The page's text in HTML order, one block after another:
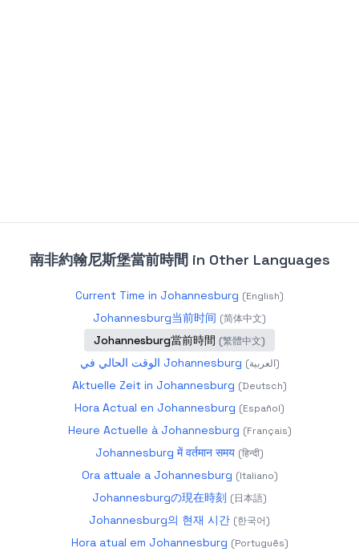
南非約翰尼斯堡當前時間 in Other Languages
Current Time in Johannesburg (English)
Johannesburg当前时间 (简体中文)
Johannesburg當前時間 (繁體中文)
الوقت الحالي في Johannesburg (العربية)
Aktuelle Zeit in Johannesburg (Deutsch)
Hora Actual en Johannesburg (Español)
Heure Actuelle à Johannesburg (Français)
Johannesburg में वर्तमान समय (हिन्दी)
Ora attuale a Johannesburg (Italiano)
Johannesburgの現在時刻 (日本語)
Johannesburg의 현재 시간 (한국어)
Hora atual em Johannesburg (Português)